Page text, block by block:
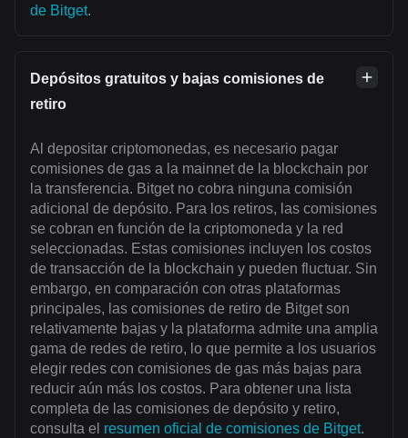
de Bitget.
Depósitos gratuitos y bajas comisiones de
retiro
Al depositar criptomonedas, es necesario pagar
comisiones de gas a la mainnet de la blockchain por
la transferencia. Bitget no cobra ninguna comisión
adicional de depósito. Para los retiros, las comisiones
se cobran en función de la criptomoneda y la red
seleccionadas. Estas comisiones incluyen los costos
de transacción de la blockchain y pueden fluctuar. Sin
embargo, en comparación con otras plataformas
principales, las comisiones de retiro de Bitget son
relativamente bajas y la plataforma admite una amplia
gama de redes de retiro, lo que permite a los usuarios
elegir redes con comisiones de gas más bajas para
reducir aún más los costos. Para obtener una lista
completa de las comisiones de depósito y retiro,
consulta el resumen oficial de comisiones de Bitget.